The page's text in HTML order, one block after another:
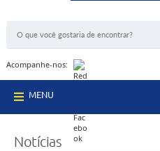
Acompanhe-nos:
MENU
Notícias